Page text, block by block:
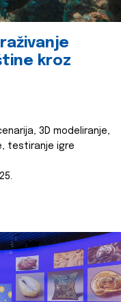
kroz
3D modeliranje,
testiranje igre